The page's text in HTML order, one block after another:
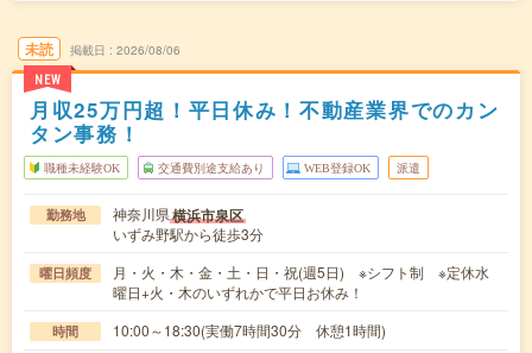
未読
NEW
掲載日 2026/08/06
月収25万円超！平日休み！不動産業界でのカン
タン事務！
職種未経験OK 交通費別途支給あり WEB登録OK 派遣
勤務地 神奈川県横浜市泉区
いずみ野駅から徒歩3分
曜日頻度
月・火・木・金・土・日・祝(週5日) ※シフト制 ※定休水
曜日+火・木のいずれかで平日お休み！
時間 10:00～18:30(実働7時間30分 休憩1時間)